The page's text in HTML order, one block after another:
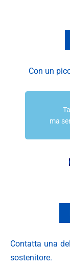
Con un
ma
Contatta una
sostenitore.